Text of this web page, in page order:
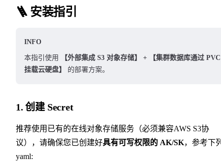
🪜 安装指引
INFO
本指引使用
【外部集成 S3 对象存储】 + 【集群数据库通过 PVC
挂载云硬盘】
的部署方案。
1. 创建 Secret
推荐使用已有的在线对象存储服务（必须兼容AWS S3协
议），请确保您已创建好具有可写权限的 AK/SK，参考下
yaml: